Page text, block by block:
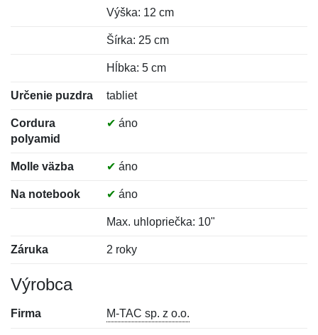
Výška: 12 cm
Šírka: 25 cm
Hĺbka: 5 cm
Určenie puzdra tabliet
Cordura
polyamid
✔ áno
Molle väzba ✔ áno
Na notebook ✔ áno
Max. uhlopriečka: 10"
Záruka 2 roky
Výrobca
Firma M-TAC sp. z o.o.